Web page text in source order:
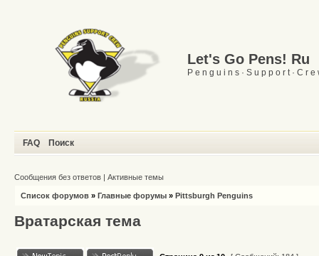
Let's Go Pens! Ru
P e n g u i n s · S u p p o r t · C r e
FAQ Поиск
Сообщения без ответов | Активные темы
Список форумов » Главные форумы » Pittsburgh Penguins
Вратарская тема